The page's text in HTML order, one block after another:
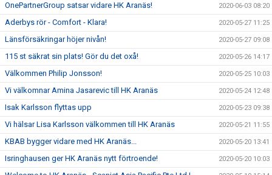
OnePartnerGroup satsar vidare HK Aranäs! 2020-06-03 08:20
Aderbys rör - Comfort - Klara! 2020-05-27 11:25
Länsförsäkringar höjer nivån! 2020-05-27 09:08
115 st säkrat sin plats! Gör du det oxå! 2020-05-26 14:17
Välkommen Philip Jonsson! 2020-05-25 10:03
Vi välkomnar Amina Jasarevic till HK Aranäs 2020-05-24 12:48
Isak Karlsson flyttas upp 2020-05-23 09:38
Vi hälsar Lisa Karlsson välkommen till HK Aranäs 2020-05-21 11:55
KBAB bygger vidare med HK Aranäs... 2020-05-20 13:41
Isringhausen ger HK Aranäs nytt förtroende! 2020-05-20 10:03